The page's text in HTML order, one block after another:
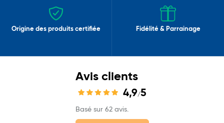
Origine des produits certifiée Fidélité & Parrainage
Avis clients
4,9/5
Basé sur 62 avis.